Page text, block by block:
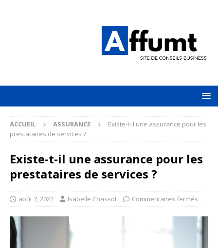
ACCUEIL ASSURANCE
Existe-t-il une assurance pour les
prestataires de services ?
Existe-t-il une assurance pour les
prestataires de services ?
août 7, 2022 Isabelle Chassot Commentaires fermés